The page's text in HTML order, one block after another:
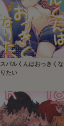
スバルくんはおっきくな
りたい